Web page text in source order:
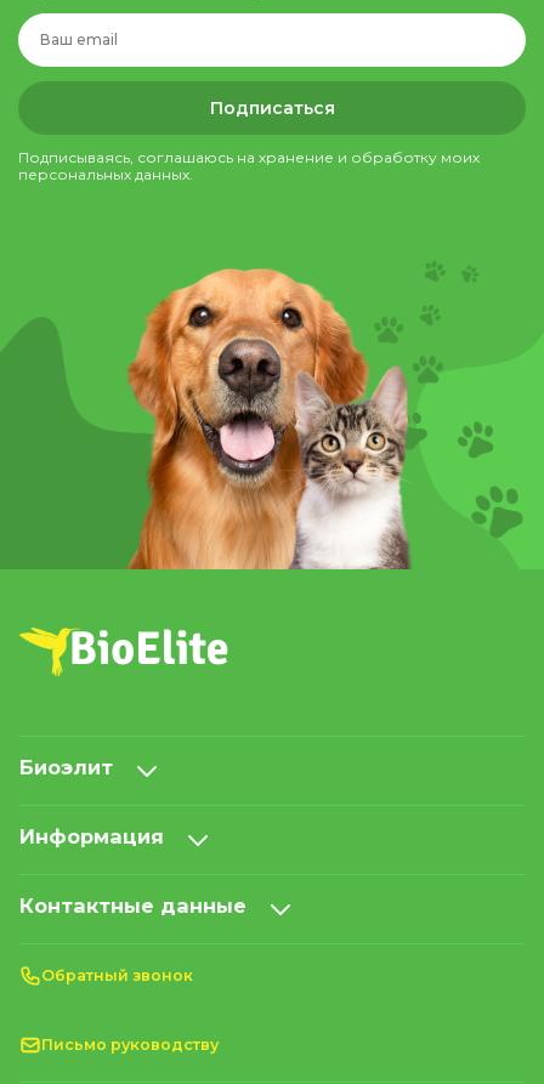
Подписаться
Подписываясь, соглашаюсь на хранение и обработку моих
персональных данных.
Биоэлит
Информация
Контактные данные
Обратный звонок
Письмо руководству